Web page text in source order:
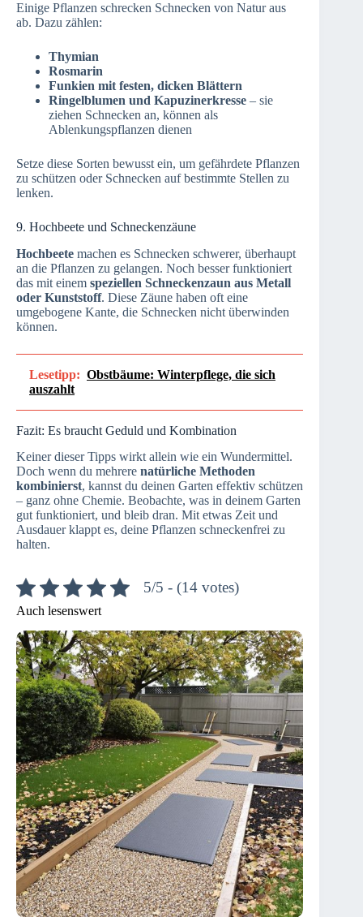
Einige Pflanzen schrecken Schnecken von Natur aus
ab. Dazu zählen:
Thymian
Rosmarin
Funkien mit festen, dicken Blättern
Ringelblumen und Kapuzinerkresse – sie
ziehen Schnecken an, können als
Ablenkungspflanzen dienen
Setze diese Sorten bewusst ein, um gefährdete Pflanzen
zu schützen oder Schnecken auf bestimmte Stellen zu
lenken.
9. Hochbeete und Schneckenzäune
Hochbeete machen es Schnecken schwerer, überhaupt
an die Pflanzen zu gelangen. Noch besser funktioniert
das mit einem speziellen Schneckenzaun aus Metall
oder Kunststoff. Diese Zäune haben oft eine
umgebogene Kante, die Schnecken nicht überwinden
können.
Lesetipp: Obstbäume: Winterpflege, die sich
auszahlt
Fazit: Es braucht Geduld und Kombination
Keiner dieser Tipps wirkt allein wie ein Wundermittel.
Doch wenn du mehrere natürliche Methoden
kombinierst, kannst du deinen Garten effektiv schützen
– ganz ohne Chemie. Beobachte, was in deinem Garten
gut funktioniert, und bleib dran. Mit etwas Zeit und
Ausdauer klappt es, deine Pflanzen schneckenfrei zu
halten.
5/5 - (14 votes)
Auch lesenswert